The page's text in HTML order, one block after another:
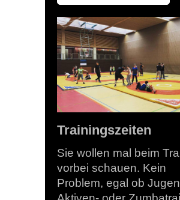
Trainingszeiten
Sie wollen mal beim
vorbei schauen. Kein
Problem, egal ob